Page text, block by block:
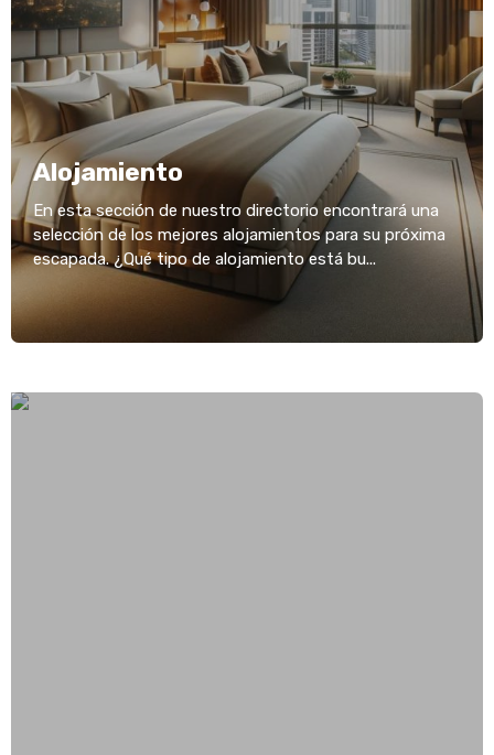
Alojamiento
En esta sección de nuestro directorio encontrará una
selección de los mejores alojamientos para su próxima
escapada. ¿Qué tipo de alojamiento está bu...